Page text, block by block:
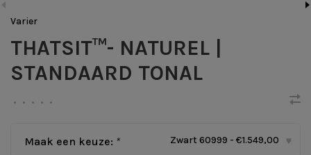
Varier
THATSIT™- NATUREL |
STANDAARD TONAL
• • • • •
Maak een keuze: * Zwart 60999 - €1.549,00 ▾